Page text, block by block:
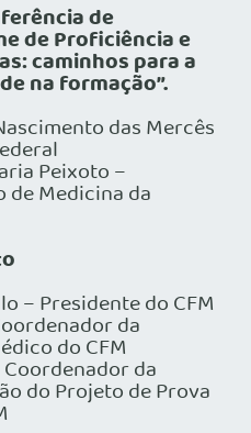
de
de Proficiência e
caminhos para a
na formação”.
das Mercês
Peixoto –
de Medicina da
– Presidente do CFM
da
do CFM
da
do Projeto de Prova